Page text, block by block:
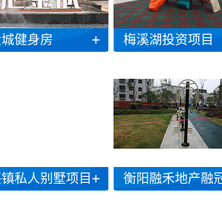
健身房 梅溪湖投资项目
私人别墅项目 衡阳融禾地产融